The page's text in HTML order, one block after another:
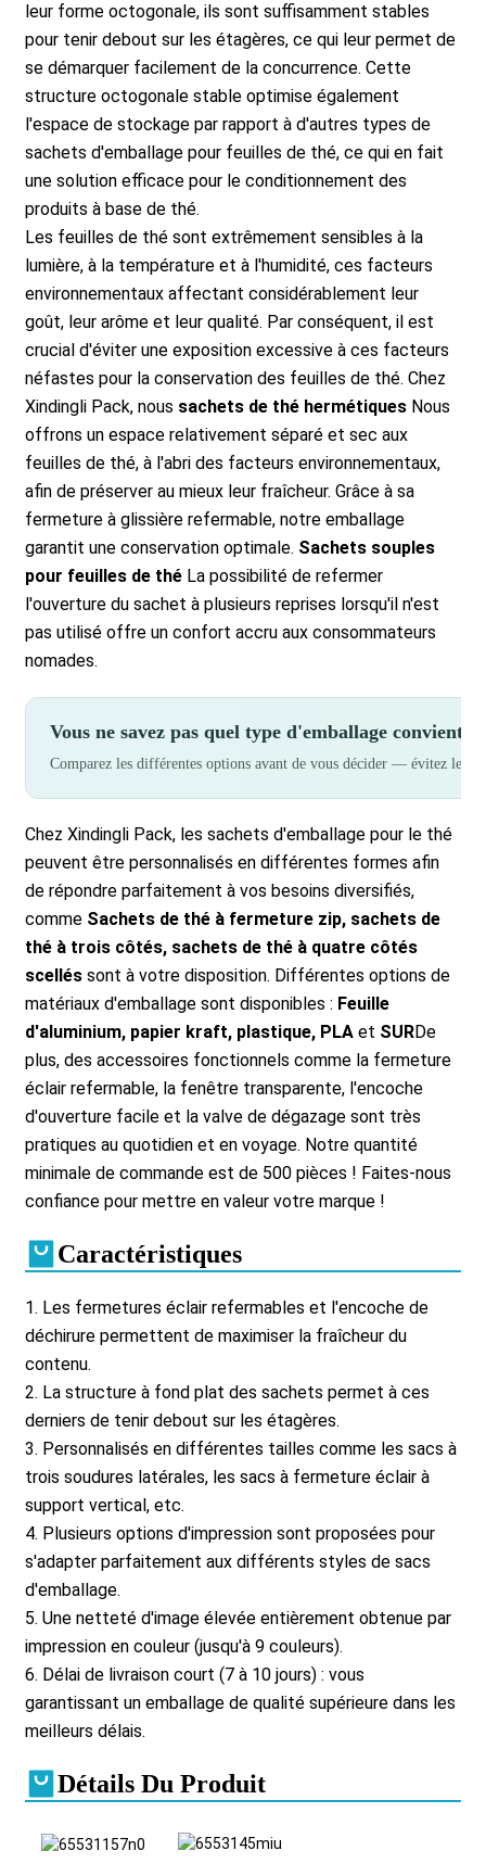
leur forme octogonale, ils sont suffisamment stables
pour tenir debout sur les étagères, ce qui leur permet de
se démarquer facilement de la concurrence. Cette
structure octogonale stable optimise également
l'espace de stockage par rapport à d'autres types de
sachets d'emballage pour feuilles de thé, ce qui en fait
une solution efficace pour le conditionnement des
produits à base de thé.
Les feuilles de thé sont extrêmement sensibles à la
lumière, à la température et à l'humidité, ces facteurs
environnementaux affectant considérablement leur
goût, leur arôme et leur qualité. Par conséquent, il est
crucial d'éviter une exposition excessive à ces facteurs
néfastes pour la conservation des feuilles de thé. Chez
Xindingli Pack, nous sachets de thé hermétiquesNous
offrons un espace relativement séparé et sec aux
feuilles de thé, à l'abri des facteurs environnementaux,
afin de préserver au mieux leur fraîcheur. Grâce à sa
fermeture à glissière refermable, notre emballage
garantit une conservation optimale. Sachets souples
pour feuilles de théLa possibilité de refermer
l'ouverture du sachet à plusieurs reprises lorsqu'il n'est
pas utilisé offre un confort accru aux consommateurs
nomades.
Vous ne savez pas quel type d'emballage convient
Comparez les différentes options avant de vous décider — évitez les
Chez Xindingli Pack, les sachets d'emballage pour le thé
peuvent être personnalisés en différentes formes afin
de répondre parfaitement à vos besoins diversifiés,
comme Sachets de thé à fermeture zip, sachets de
thé à trois côtés, sachets de thé à quatre côtés
scelléssont à votre disposition. Différentes options de
matériaux d'emballage sont disponibles : Feuille
d'aluminium, papier kraft, plastique, PLAet SURDe
plus, des accessoires fonctionnels comme la fermeture
éclair refermable, la fenêtre transparente, l'encoche
d'ouverture facile et la valve de dégazage sont très
pratiques au quotidien et en voyage. Notre quantité
minimale de commande est de 500 pièces ! Faites-nous
confiance pour mettre en valeur votre marque !
Caractéristiques
1. Les fermetures éclair refermables et l'encoche de
déchirure permettent de maximiser la fraîcheur du
contenu.
2. La structure à fond plat des sachets permet à ces
derniers de tenir debout sur les étagères.
3. Personnalisés en différentes tailles comme les sacs à
trois soudures latérales, les sacs à fermeture éclair à
support vertical, etc.
4. Plusieurs options d'impression sont proposées pour
s'adapter parfaitement aux différents styles de sacs
d'emballage.
5. Une netteté d'image élevée entièrement obtenue par
impression en couleur (jusqu'à 9 couleurs).
6. Délai de livraison court (7 à 10 jours) : vous
garantissant un emballage de qualité supérieure dans les
meilleurs délais.
Détails Du Produit